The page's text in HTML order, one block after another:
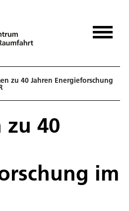
zu 40 Jahren Energieforschung
zu 40
im